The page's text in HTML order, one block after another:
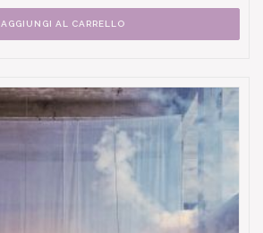
AGGIUNGI AL CARRELLO